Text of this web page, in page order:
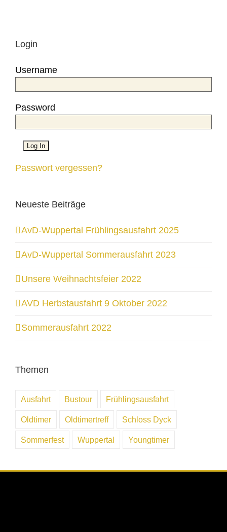
Login
Username
Password
Passwort vergessen?
Neueste Beiträge
AvD-Wuppertal Frühlingsausfahrt 2025
AvD-Wuppertal Sommerausfahrt 2023
Unsere Weihnachtsfeier 2022
AVD Herbstausfahrt 9 Oktober 2022
Sommerausfahrt 2022
Themen
Ausfahrt Bustour Frühlingsausfahrt
Oldtimer Oldtimertreff Schloss Dyck
Sommerfest Wuppertal Youngtimer